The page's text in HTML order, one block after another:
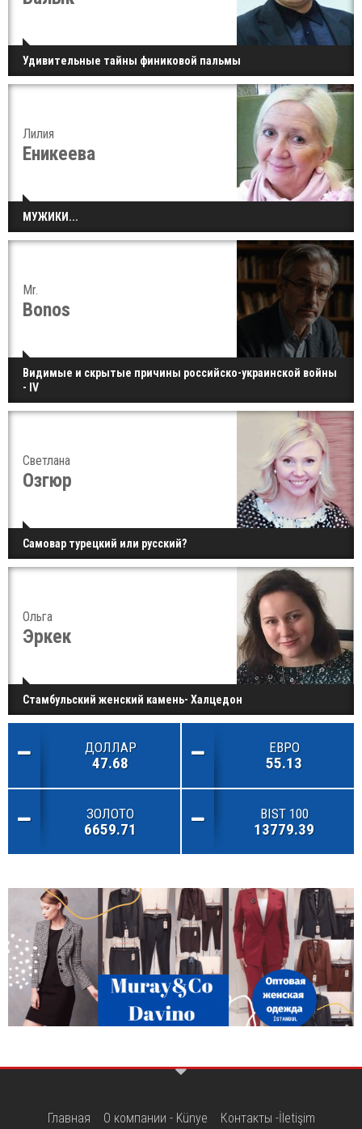
Удивительные тайны финиковой пальмы
Лилия
Еникеева
МУЖИКИ...
Mr.
Bonos
Видимые и скрытые причины российско-украинской войны
- IV
Светлана
Озгюр
Самовар турецкий или русский?
Ольга
Эркек
Стамбульский женский камень- Халцедон
ДОЛЛАР
47.68
ЕВРО
55.13
ЗОЛОТО
6659.71
BIST 100
13779.39
Главная О компании - Künye
Контакты -İletişim